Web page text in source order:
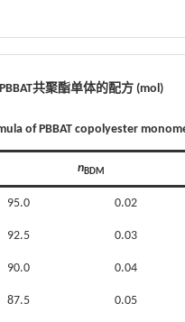
共聚酯单体的配方 (mol)
of PBBAT copolyester
nBDM
95.0 0.02
92.5 0.03
90.0 0.04
87.5 0.05